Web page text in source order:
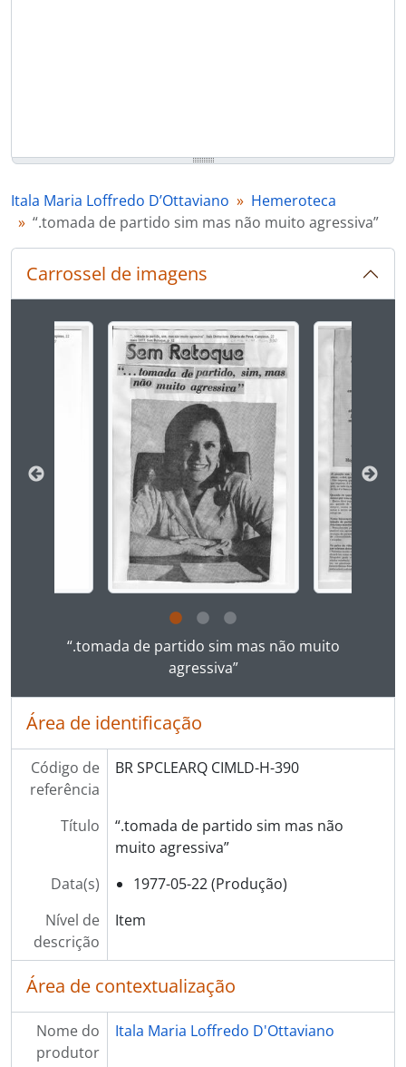
Itala Maria Loffredo D’Ottaviano
Hemeroteca
“.tomada de partido sim mas não muito agressiva”
Carrossel de imagens
Ao alterar o slide atual deste carrossel, o título da
Ao clicar no link deste título da descrição a
“.tomada de partido sim mas não muito
agressiva”
Área de identificação
Código de
referência
BR SPCLEARQ CIMLD-H-390
Título
“.tomada de partido sim mas não
muito agressiva”
Data(s)
1977-05-22 (Produção)
Nível de
descrição
Item
Área de contextualização
Nome do
produtor
Itala Maria Loffredo D'Ottaviano